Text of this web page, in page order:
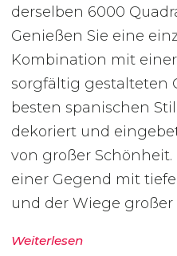
derselben 6000
Genießen Sie eine
Kombination mit
sorgfältig gestalteten
besten spanischen
dekoriert und
von großer Schönheit.
einer Gegend mit
und der Wiege
Weiterlesen